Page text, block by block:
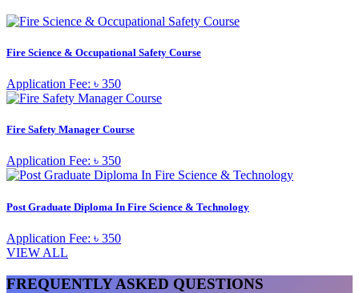
Fire Science & Occupational Safety Course
Application Fee: ৳ 350
Fire Safety Manager Course
Application Fee: ৳ 350
Post Graduate Diploma In Fire Science & Technology
Application Fee: ৳ 350
VIEW ALL
FREQUENTLY ASKED QUESTIONS